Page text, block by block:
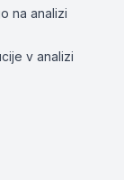
na analizi
v analizi